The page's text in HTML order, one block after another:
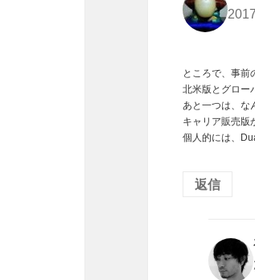
ところで、事前
北米版とグロー
あと一つは、な
キャリア販売版
個人的には、
返信